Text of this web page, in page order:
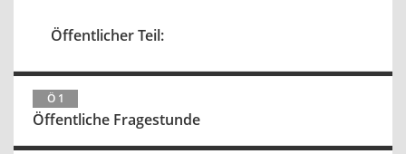
Öffentlicher Teil:
Ö 1
Öffentliche Fragestunde